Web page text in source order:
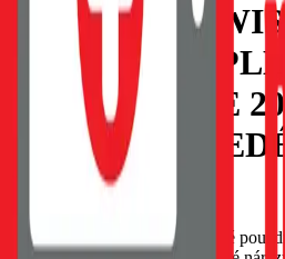
POUZDRO
JOY PRO
7/8/SE 2020/SE
KAMENNĚ ŠEDÉ
SWISSTEN Soft Joy silikonové